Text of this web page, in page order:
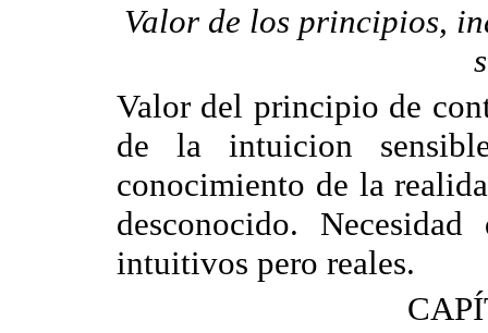
Valor de los principios,
Valor del principio de
de la intuicion
conocimiento de la
desconocido.
intuitivos pero reales.